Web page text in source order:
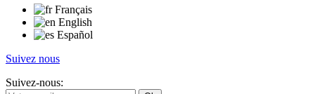
Français
English
Español
Suivez nous
Suivez-nous: